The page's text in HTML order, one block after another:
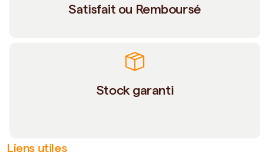
Satisfait ou Remboursé
Stock garanti
Liens utiles